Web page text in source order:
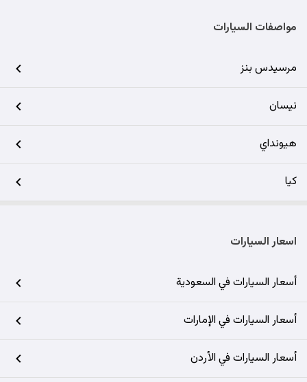
مواصفات السيارات
مرسيدس بنز
نيسان
هيونداي
كيا
اسعار السيارات
أسعار السيارات في السعودية
أسعار السيارات في الإمارات
أسعار السيارات في الأردن